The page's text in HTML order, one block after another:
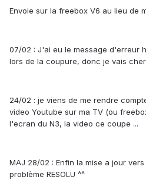
Envoie sur la freebox V6 au lieu de
07/02 : J'ai eu le message d'erreur
lors de la coupure, donc je vais
24/02 : je viens de me rendre
video Youtube sur ma TV (ou
l'ecran du N3, la video ce coupe ...
MAJ 28/02 : Enfin la mise a jour
problème RESOLU ^^